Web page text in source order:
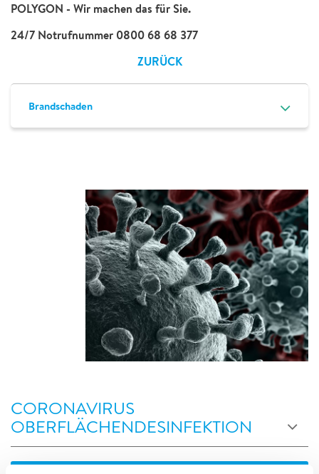
POLYGON - Wir machen das für Sie.
24/7 Notrufnummer 0800 68 68 377
ZURÜCK
Brandschaden
CORONAVIRUS
OBERFLÄCHENDESINFEKTION
menschlichen Coronavirus zu einem globalen